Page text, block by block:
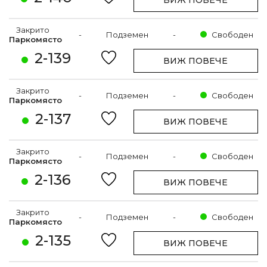
2-139
Закрито
Паркомясто
- Подземен - Свободен
ВИЖ ПОВЕЧЕ
2-137
Закрито
Паркомясто
- Подземен - Свободен
ВИЖ ПОВЕЧЕ
2-136
Закрито
Паркомясто
- Подземен - Свободен
ВИЖ ПОВЕЧЕ
2-135
Закрито
Паркомясто
- Подземен - Свободен
ВИЖ ПОВЕЧЕ